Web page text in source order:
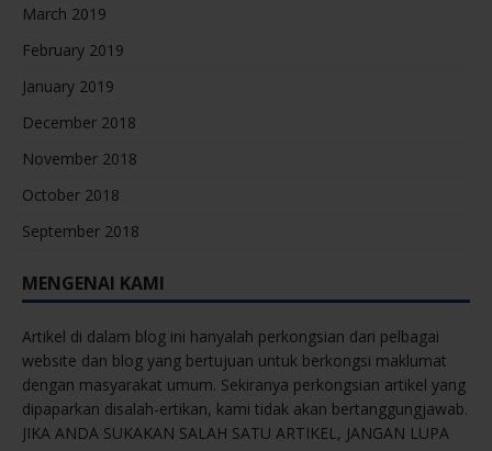
March 2019
February 2019
January 2019
December 2018
November 2018
October 2018
September 2018
MENGENAI KAMI
Artikel di dalam blog ini hanyalah perkongsian dari pelbagai
website dan blog yang bertujuan untuk berkongsi maklumat
dengan masyarakat umum. Sekiranya perkongsian artikel yang
dipaparkan disalah-ertikan, kami tidak akan bertanggungjawab.
JIKA ANDA SUKAKAN SALAH SATU ARTIKEL, JANGAN LUPA